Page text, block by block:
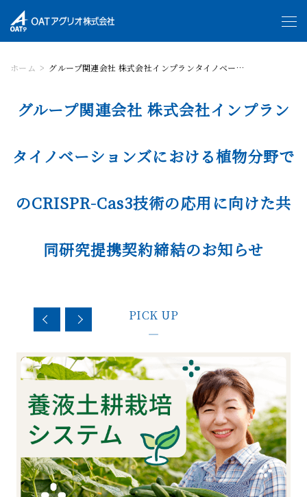
ホーム グループ関連会社 株式会社インプランタイノベーションズにおける植物分野でのCRISPR-Cas3技術の応用に向けた共同研究提携契約締結のお知らせ
グループ関連会社 株式会社インプラン
タイノベーションズにおける植物分野で
のCRISPR-Cas3技術の応用に向けた共
同研究提携契約締結のお知らせ
PICK UP
—